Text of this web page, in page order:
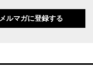
メルマガに登録する